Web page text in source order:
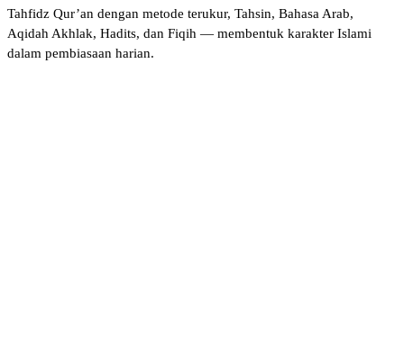
Tahfidz Qur’an dengan metode terukur, Tahsin, Bahasa Arab,
Aqidah Akhlak, Hadits, dan Fiqih — membentuk karakter Islami
dalam pembiasaan harian.